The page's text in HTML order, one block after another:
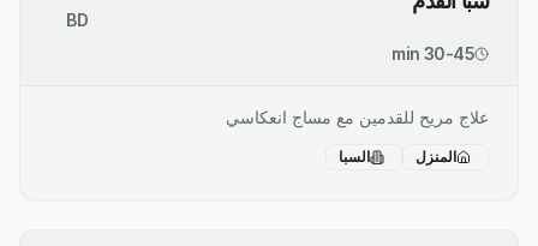
BD
30-45 min
علاج مريح للقدمين مع مساج انعكاسي
المنزل السبا